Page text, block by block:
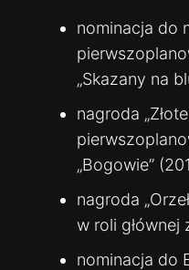
nominacja do
„Skazany na
nagroda
„Bogowie”
nagroda
w roli głównej
nominacja do